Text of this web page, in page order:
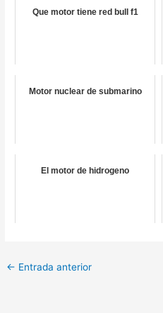
Que motor tiene red bull f1
Motor nuclear de submarino
El motor de hidrogeno
← Entrada anterior